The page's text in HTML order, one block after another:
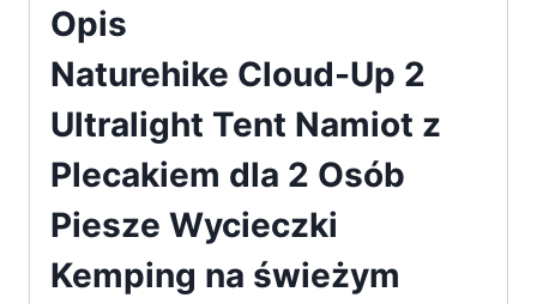
Opis
Naturehike Cloud-Up 2
Ultralight Tent Namiot z
Plecakiem dla 2 Osób
Piesze Wycieczki
Kemping na świeżym